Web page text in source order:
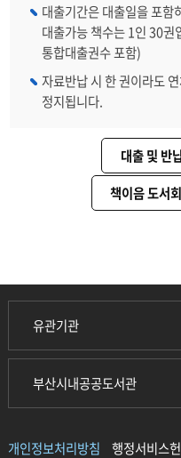
대출기간은 대출일을 포
대출가능 책수는 1인 30
통합대출권수 포함)
자료반납 시 한 권이라도
정지됩니다.
대출 및 반
책이음 도서
유관기관
부산시내공공도서관
개인정보처리방침 행정서비스